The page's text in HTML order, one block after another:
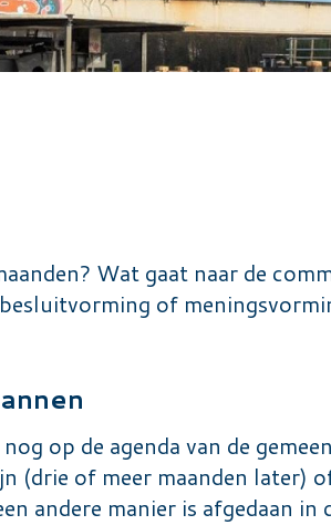
Wat gaat naar de
of
op de agenda van de
(drie of meer maanden later)
andere manier is afgedaan